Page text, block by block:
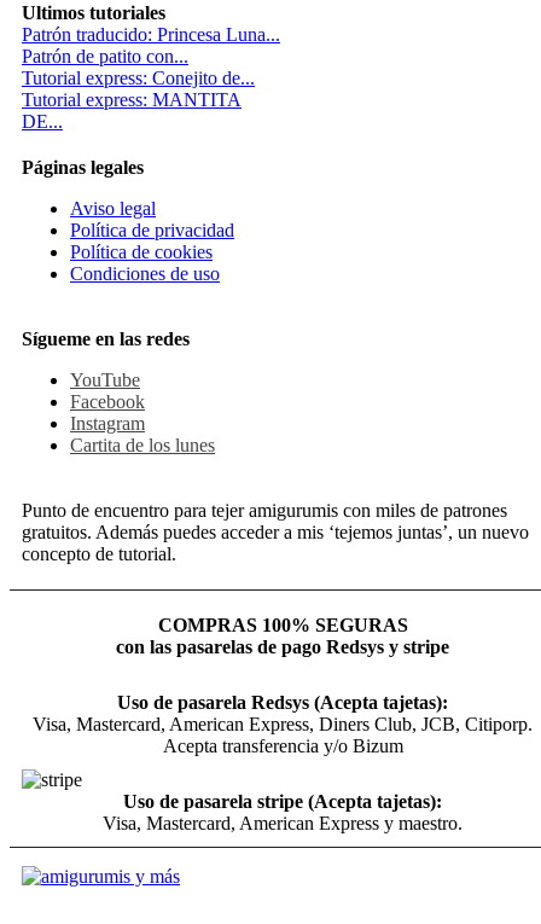
Ultimos tutoriales
Patrón traducido: Princesa Luna...
Patrón de patito con...
Tutorial express: Conejito de...
Tutorial express: MANTITA
DE...
Páginas legales
Aviso legal
Política de privacidad
Política de cookies
Condiciones de uso
Sígueme en las redes
YouTube
Facebook
Instagram
Cartita de los lunes
Punto de encuentro para tejer amigurumis con miles de patrones
gratuitos. Además puedes acceder a mis ‘tejemos juntas’, un nuevo
concepto de tutorial.
COMPRAS 100% SEGURAS
con las pasarelas de pago Redsys y stripe
Uso de pasarela Redsys (Acepta tajetas):
Visa, Mastercard, American Express, Diners Club, JCB, Citiporp.
Acepta transferencia y/o Bizum
Uso de pasarela stripe (Acepta tajetas):
Visa, Mastercard, American Express y maestro.